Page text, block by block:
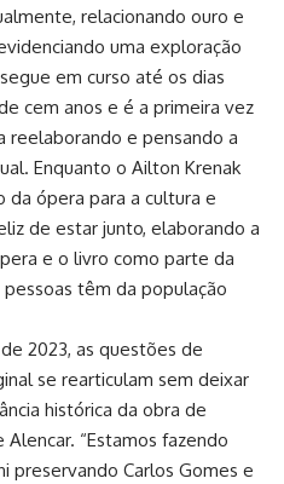
relacionando ouro e
uma exploração
em curso até os dias
cem anos e é a primeira vez
reelaborando e pensando a
Enquanto o Ailton Krenak
da ópera para a cultura e
de estar junto, elaborando a
e o livro como parte da
têm da população
2023, as questões de
se rearticulam sem deixar
histórica da obra de
“Estamos fazendo
preservando Carlos Gomes e